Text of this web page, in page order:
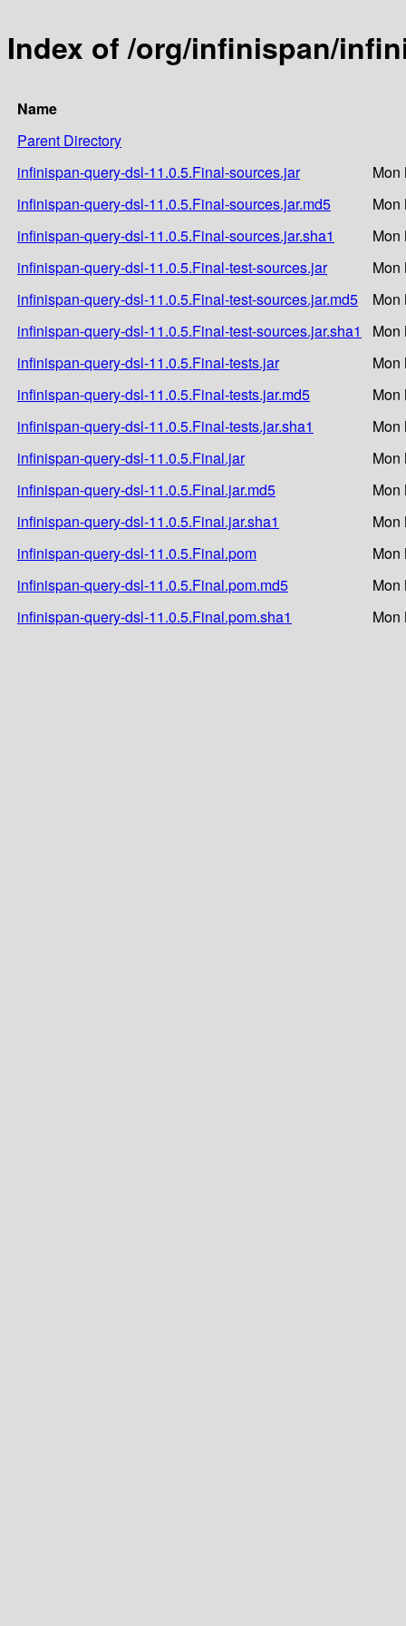
Index of /org/infinispan/
Name
Parent Directory
infinispan-query-dsl-11.0.5.Final-sources.jar
Mon
infinispan-query-dsl-11.0.5.Final-sources.jar.md5
Mon
infinispan-query-dsl-11.0.5.Final-sources.jar.sha1
Mon
infinispan-query-dsl-11.0.5.Final-test-sources.jar
Mon
infinispan-query-dsl-11.0.5.Final-test-sources.jar.md5
Mon
infinispan-query-dsl-11.0.5.Final-test-sources.jar.sha1
Mon
infinispan-query-dsl-11.0.5.Final-tests.jar
Mon
infinispan-query-dsl-11.0.5.Final-tests.jar.md5
Mon
infinispan-query-dsl-11.0.5.Final-tests.jar.sha1
Mon
infinispan-query-dsl-11.0.5.Final.jar
Mon
infinispan-query-dsl-11.0.5.Final.jar.md5
Mon
infinispan-query-dsl-11.0.5.Final.jar.sha1
Mon
infinispan-query-dsl-11.0.5.Final.pom
Mon
infinispan-query-dsl-11.0.5.Final.pom.md5
Mon
infinispan-query-dsl-11.0.5.Final.pom.sha1
Mon